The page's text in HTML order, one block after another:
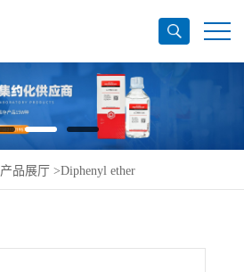
产品展厅 >Diphenyl ether